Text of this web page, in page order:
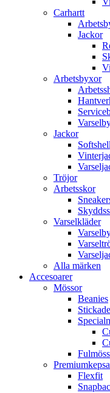
Carhartt
Jackor
Arbetsbyxor
Jackor
Tröjor
Arbetsskor
Varselkläder
Alla märken
Accesoarer
Mössor
Beanies
Flexfit